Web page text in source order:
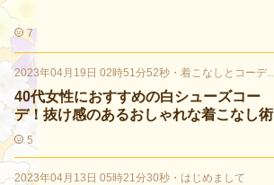
7
2023年04月19日 02時51分52秒 ・ 着こなしとコーディネート
40代女性におすすめの白シューズコー
デ！抜け感のあるおしゃれな着こなし術
5
2023年04月13日 05時21分30秒 ・ はじめまして